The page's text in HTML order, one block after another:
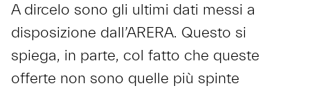
A dircelo sono gli ultimi dati messi a
disposizione dall’ARERA. Questo si
spiega, in parte, col fatto che queste
offerte non sono quelle più spinte